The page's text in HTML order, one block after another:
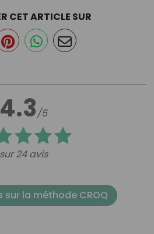
4.3/5
sur 24 avis
CET ARTICLE SUR
sur la méthode CROQ